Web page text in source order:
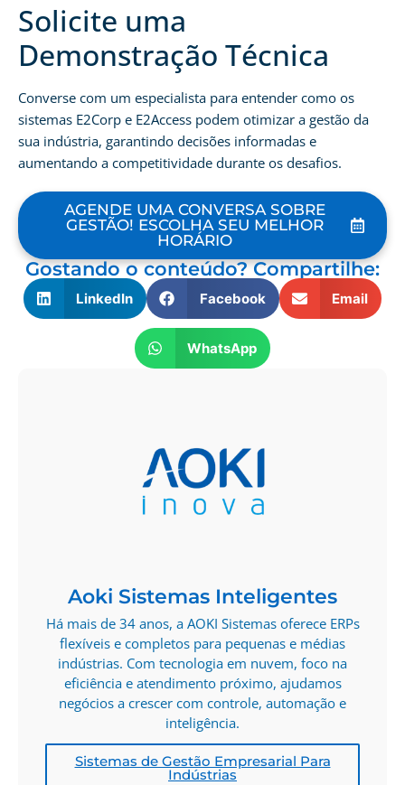
Solicite uma
Demonstração Técnica
Converse com um especialista para entender como os
sistemas E2Corp e E2Access podem otimizar a gestão da
sua indústria, garantindo decisões informadas e
aumentando a competitividade durante os desafios.
AGENDE UMA CONVERSA SOBRE
GESTÃO! ESCOLHA SEU MELHOR
HORÁRIO
Gostando o conteúdo? Compartilhe:
LinkedIn Facebook Email
WhatsApp
Aoki Sistemas Inteligentes
Há mais de 34 anos, a AOKI Sistemas oferece ERPs
flexíveis e completos para pequenas e médias
indústrias. Com tecnologia em nuvem, foco na
eficiência e atendimento próximo, ajudamos
negócios a crescer com controle, automação e
inteligência.
Sistemas de Gestão Empresarial Para
Indústrias